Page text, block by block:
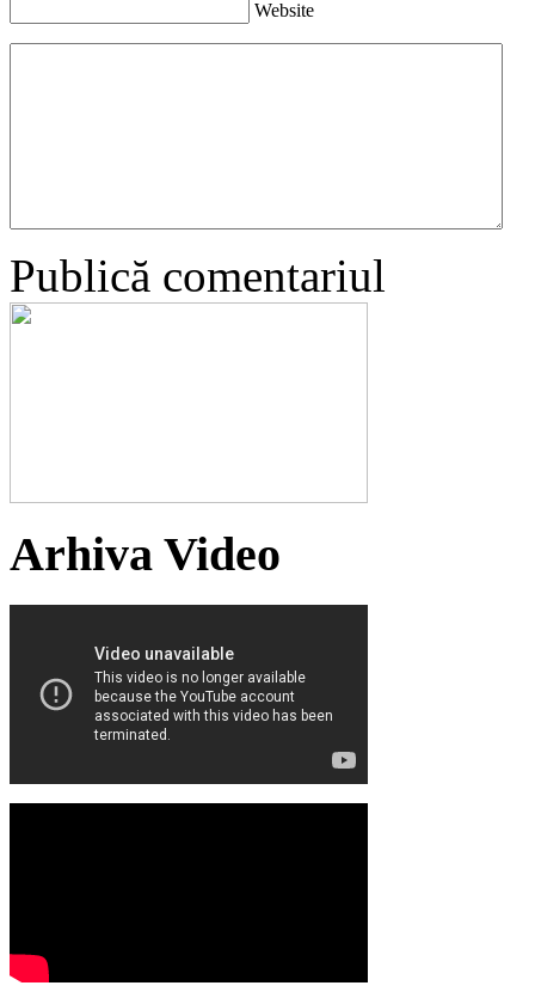
Website
Publică comentariul
Arhiva Video